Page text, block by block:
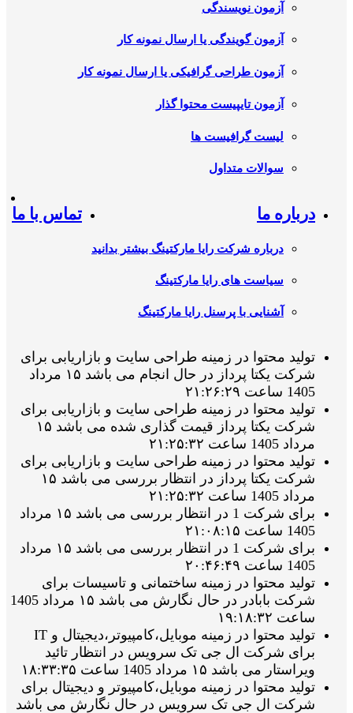
آزمون نویسندگی
آزمون گویندگی یا ارسال نمونه کار
آزمون طراحی گرافیکی یا ارسال نمونه کار
آزمون تایپیست محتوا گذار
لیست گرافیست ها
سوالات متداول
درباره ما
درباره شرکت رایا مارکتینگ بیشتر بدانید
سیاست های رایا مارکتینگ
آشنایی با پرسنل رایا مارکتینگ
تماس با ما
تولید محتوا در زمینه طراحی سایت و بازاریابی برای
شرکت یکتا پرداز در حال انجام می باشد ۱۵ مرداد
1405 ساعت ۲۱:۲۶:۲۹
تولید محتوا در زمینه طراحی سایت و بازاریابی برای
شرکت یکتا پرداز قیمت گذاری شده می باشد ۱۵
مرداد 1405 ساعت ۲۱:۲۵:۳۲
تولید محتوا در زمینه طراحی سایت و بازاریابی برای
شرکت یکتا پرداز در انتظار بررسی می باشد ۱۵
مرداد 1405 ساعت ۲۱:۲۵:۳۲
برای شرکت 1 در انتظار بررسی می باشد ۱۵ مرداد
1405 ساعت ۲۱:۰۸:۱۵
برای شرکت 1 در انتظار بررسی می باشد ۱۵ مرداد
1405 ساعت ۲۰:۴۶:۴۹
تولید محتوا در زمینه ساختمانی و تاسیسات برای
شرکت بابادر در حال نگارش می باشد ۱۵ مرداد 1405
ساعت ۱۹:۱۸:۳۲
تولید محتوا در زمینه موبایل،کامپیوتر،دیجیتال و IT
برای شرکت ال جی تک سرویس در انتظار تائید
ویراستار می باشد ۱۵ مرداد 1405 ساعت ۱۸:۳۳:۳۵
تولید محتوا در زمینه موبایل،کامپیوتر و دیجیتال برای
شرکت ال جی تک سرویس در حال نگارش می باشد